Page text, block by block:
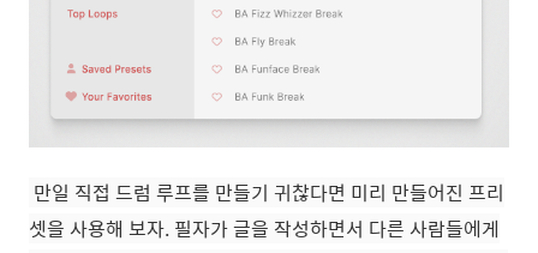
만일 직접 드럼 루프를 만들기 귀찮다면 미리 만들어진 프리
셋을 사용해 보자. 필자가 글을 작성하면서 다른 사람들에게